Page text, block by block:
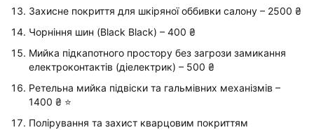
Захисне покриття для шкіряної оббивки салону – 2500 ₴
Чорніння шин (Black Black) – 400 ₴
Мийка підкапотного простору без загрози замикання
електроконтактів (діелектрик) – 500 ₴
Ретельна мийка підвіски та гальмівних механізмів –
1400 ₴ ⭐️
Полірування та захист кварцовим покриттям